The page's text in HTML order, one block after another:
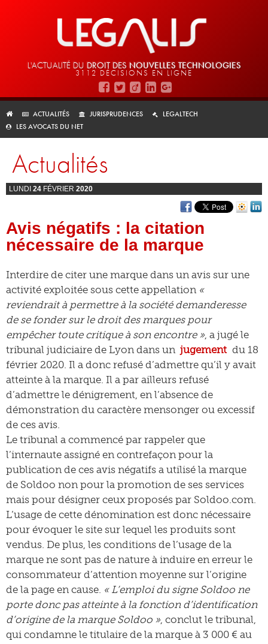
L'ACTUALITÉ DU DROIT DES NOUVELLES TECHNOLOGIES
3112 DÉCISIONS EN LIGNE
ACTUALITÉS JURISPRUDENCES
LEGALTECH
LES AVOCATS DU NET
Actualités
LUNDI 24 FÉVRIER 2020
Avis négatifs : la citation
nécessaire de la marque
Interdire de citer une marque dans un avis sur une
activité exploitée sous cette appellation «
reviendrait à permettre à la société demanderesse
de se fonder sur le droit des marques pour
empêcher toute critique à son encontre », a jugé le
tribunal judiciaire de Lyon dans un jugement du 18
février 2020. Il a donc refusé d’admettre qu’il y avait
atteinte à la marque. Il a par ailleurs refusé
d’admettre le dénigrement, en l’absence de
démonstration du caractère mensonger ou excessif
de ces avis.
Le tribunal a commencé par rappeler que
l’internaute assigné en contrefaçon pour la
publication de ces avis négatifs a utilisé la marque
de Soldoo non pour la promotion de ses services
mais pour désigner ceux proposés par Soldoo.com.
L’usage de cette dénomination est donc nécessaire
pour évoquer le site sur lequel les produits sont
vendus. De plus, les conditions de l’usage de la
marque ne sont pas de nature à induire en erreur le
consommateur d’attention moyenne sur l’origine
de la page en cause. « L’emploi du signe Soldoo ne
porte donc pas atteinte à la fonction d’identification
d’origine de la marque Soldoo », conclut le tribunal,
qui condamne le titulaire de la marque à 3 000 € au